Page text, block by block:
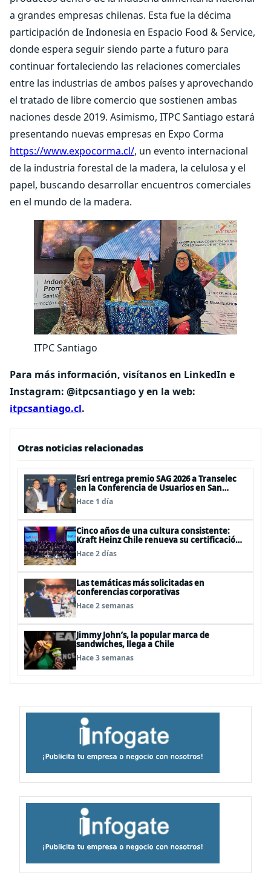
a grandes empresas chilenas. Esta fue la décima
participación de Indonesia en Espacio Food & Service,
donde espera seguir siendo parte a futuro para
continuar fortaleciendo las relaciones comerciales
entre las industrias de ambos países y aprovechando
el tratado de libre comercio que sostienen ambas
naciones desde 2019. Asimismo, ITPC Santiago estará
presentando nuevas empresas en Expo Corma
https://www.expocorma.cl/, un evento internacional
de la industria forestal de la madera, la celulosa y el
papel, buscando desarrollar encuentros comerciales
en el mundo de la madera.
ITPC Santiago
Para más información, visítanos en LinkedIn e
Instagram: @itpcsantiago y en la web:
itpcsantiago.cl.
Otras noticias relacionadas
Esri entrega premio SAG 2026 a Transelec
en la Conferencia de Usuarios en San
Diego, Estados Unidos
Hace 1 día
Cinco años de una cultura consistente:
Kraft Heinz Chile renueva su certificación
Great Place to Work
Hace 2 días
Las temáticas más solicitadas en
conferencias corporativas
Hace 2 semanas
Jimmy John’s, la popular marca de
sandwiches, llega a Chile
Hace 3 semanas